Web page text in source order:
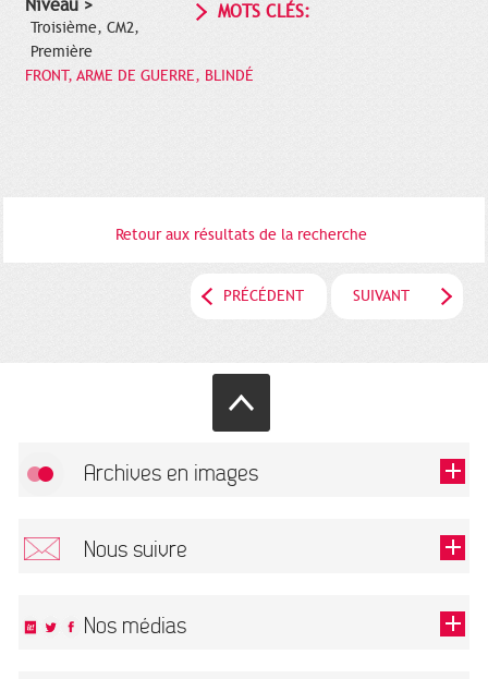
Niveau >
Troisième, CM2,
Première
MOTS CLÉS:
FRONT, ARME DE GUERRE, BLINDÉ
Retour aux résultats de la recherche
PRÉCÉDENT SUIVANT
Archives en images
Nous suivre
Nos médias